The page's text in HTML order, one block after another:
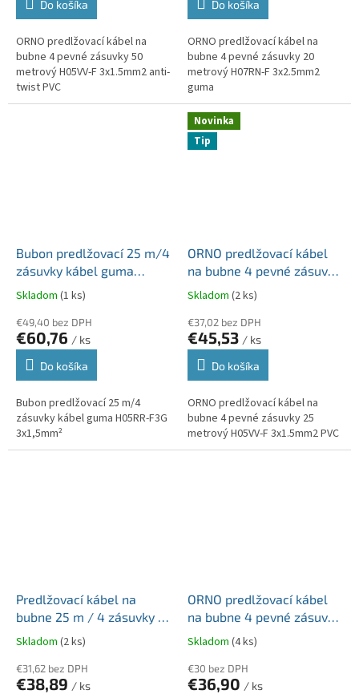
Do košíka
ORNO predlžovací kábel na
bubne 4 pevné zásuvky 50
metrový H05VV-F 3x1.5mm2 anti-
twist PVC
Do košíka
ORNO predlžovací kábel na
bubne 4 pevné zásuvky 20
metrový H07RN-F 3x2.5mm2
guma
Bubon predlžovací 25 m/4
zásuvky kábel guma
H05RR-F3G 3x1,5mm²
Skladom (1 ks)
€49,40 bez DPH
€60,76 / ks
Do košíka
Bubon predlžovací 25 m/4
zásuvky kábel guma H05RR-F3G
3x1,5mm²
Novinka
Tip
ORNO predlžovací kábel
na bubne 4 pevné zásuvky
25 metrový H05VV-F
3x1.5mm2 PVC
Skladom (2 ks)
€37,02 bez DPH
€45,53 / ks
Do košíka
ORNO predlžovací kábel na
bubne 4 pevné zásuvky 25
metrový H05VV-F 3x1.5mm2 PVC
Predlžovací kábel na
bubne 25 m / 4 zásuvky /
červený / PVC H05VV-F3G
3x1mm2
Skladom (2 ks)
€31,62 bez DPH
€38,89 / ks
ORNO predlžovací kábel
na bubne 4 pevné zásuvky
+ clonky 30 metrový
H05VV-F 3x1mm2 PVC
Skladom (4 ks)
€30 bez DPH
€36,90 / ks